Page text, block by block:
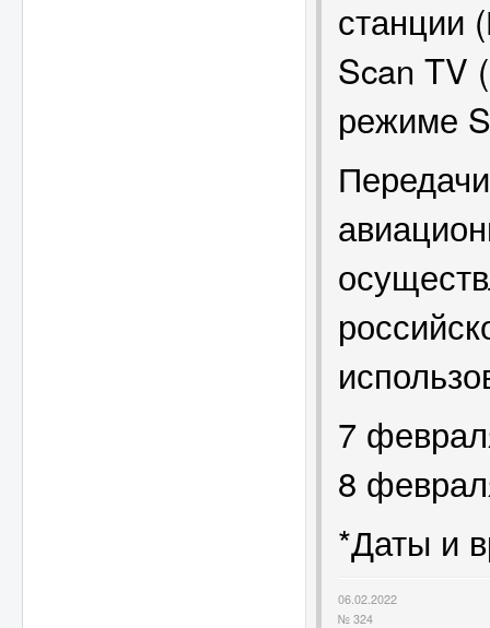
станции
Scan TV
режиме
7
8
*Даты и
06.02.2022
№ 324